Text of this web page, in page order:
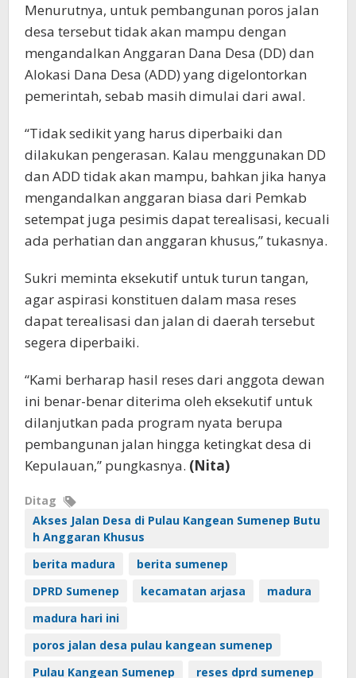
Menurutnya, untuk pembangunan poros jalan
desa tersebut tidak akan mampu dengan
mengandalkan Anggaran Dana Desa (DD) dan
Alokasi Dana Desa (ADD) yang digelontorkan
pemerintah, sebab masih dimulai dari awal.
“Tidak sedikit yang harus diperbaiki dan
dilakukan pengerasan. Kalau menggunakan DD
dan ADD tidak akan mampu, bahkan jika hanya
mengandalkan anggaran biasa dari Pemkab
setempat juga pesimis dapat terealisasi, kecuali
ada perhatian dan anggaran khusus,” tukasnya.
Sukri meminta eksekutif untuk turun tangan,
agar aspirasi konstituen dalam masa reses
dapat terealisasi dan jalan di daerah tersebut
segera diperbaiki.
“Kami berharap hasil reses dari anggota dewan
ini benar-benar diterima oleh eksekutif untuk
dilanjutkan pada program nyata berupa
pembangunan jalan hingga ketingkat desa di
Kepulauan,” pungkasnya. (Nita)
Ditag
Akses Jalan Desa di Pulau Kangean Sumenep Butu
h Anggaran Khusus
berita madura
berita sumenep
DPRD Sumenep
kecamatan arjasa
madura
madura hari ini
poros jalan desa pulau kangean sumenep
Pulau Kangean Sumenep
reses dprd sumenep